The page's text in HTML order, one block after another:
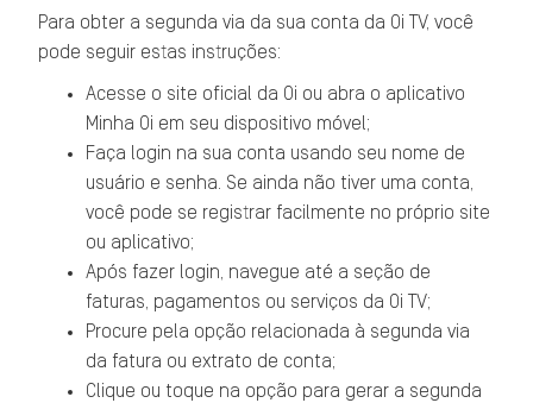
Para obter a segunda via da sua conta da Oi TV, você
pode seguir estas instruções:
Acesse o site oficial da Oi ou abra o aplicativo
Minha Oi em seu dispositivo móvel;
Faça login na sua conta usando seu nome de
usuário e senha. Se ainda não tiver uma conta,
você pode se registrar facilmente no próprio site
ou aplicativo;
Após fazer login, navegue até a seção de
faturas, pagamentos ou serviços da Oi TV;
Procure pela opção relacionada à segunda via
da fatura ou extrato de conta;
Clique ou toque na opção para gerar a segunda